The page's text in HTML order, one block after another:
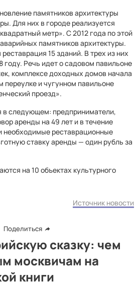
памятников архитектуры
Для них в городе реализуется
метр». С 2012 года по этой
памятников архитектуры.
15 зданий. В трех из них
году. Речь идет о садовом павильоне
комплексе доходных домов начала
переулке и чугунном павильоне
проезд».
в следующем: предприниматели,
аренды на 49 лет и в течение
необходимые реставрационные
ставку аренды — один рубль за
на 10 объектах культурного
Источник новости
Поделиться
сказку: чем
москвичам на
книги